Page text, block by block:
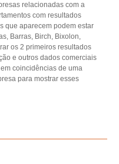
relacionadas com a
com resultados
que aparecem podem estar
Barras, Birch, Bixolon,
os 2 primeiros resultados
e outros dados comerciais
coincidências de uma
para mostrar esses